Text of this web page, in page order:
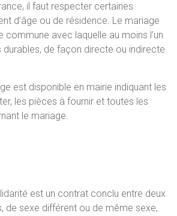
il faut respecter certaines
d’âge ou de résidence. Le mariage
commune avec laquelle au moins l’un
durables, de façon directe ou indirecte
est disponible en mairie indiquant les
les pièces à fournir et toutes les
le mariage.
est un contrat conclu entre deux
de sexe différent ou de même sexe,